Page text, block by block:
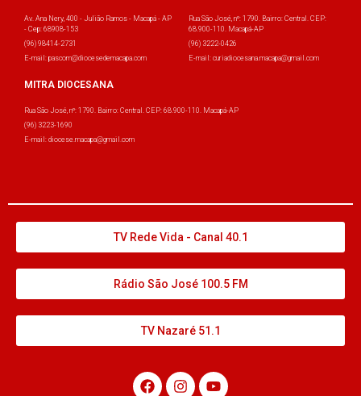
Av. Ana Nery, 400 - Julião Ramos - Macapá - AP
- Cep: 68908-153
(96) 98414-2731
E-mail: pascom@diocesedemacapa.com
Rua São José, nº: 1790. Bairro: Central. CEP:
68.900-110. Macapá-AP
(96) 3222-0426
E-mail: curiadiocesana.macapa@gmail.com
MITRA DIOCESANA
Rua São José, nº: 1790. Bairro: Central. CEP: 68.900-110. Macapá-AP
(96) 3223-1690
E-mail: diocese.macapa@gmail.com
TV Rede Vida - Canal 40.1
Rádio São José 100.5 FM
TV Nazaré 51.1